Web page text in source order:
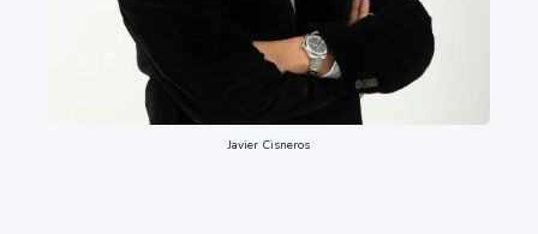
Javier Cisneros